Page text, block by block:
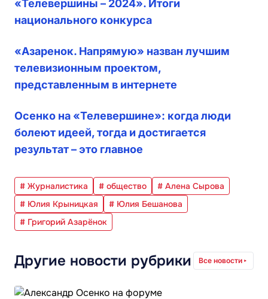
«Телевершины – 2024». Итоги
национального конкурса
«Азаренок. Напрямую» назван лучшим
телевизионным проектом,
представленным в интернете
Осенко на «Телевершине»: когда люди
болеют идеей, тогда и достигается
результат – это главное
# Журналистика # общество
# Алена Сырова
# Юлия Крыницкая
# Юлия Бешанова
# Григорий Азарёнок
Другие новости рубрики Все новости